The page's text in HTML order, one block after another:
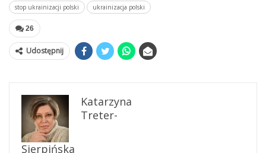
stop ukrainizacji polski
ukrainizacja polski
26
Udostępnij
Katarzyna
Treter-
Sierpińska